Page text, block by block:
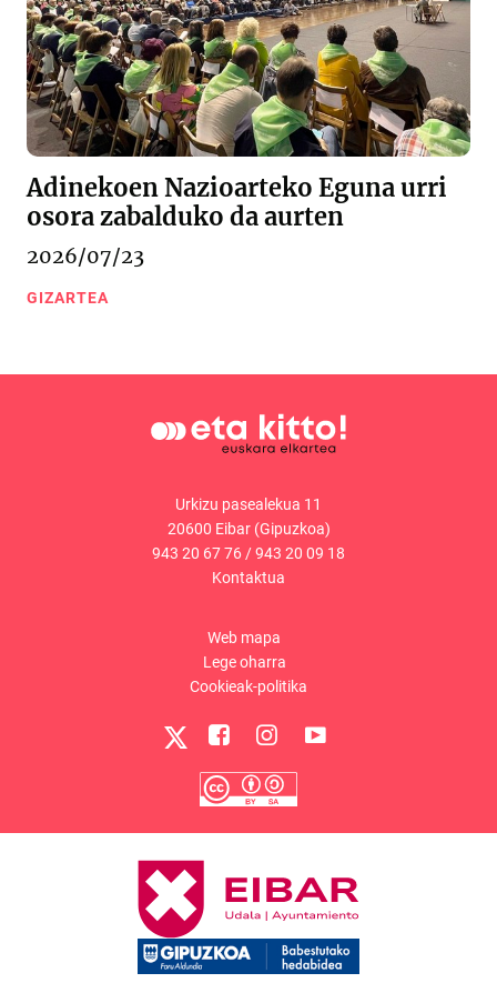
Adinekoen Nazioarteko Eguna urri
osora zabalduko da aurten
2026/07/23
GIZARTEA
Urkizu pasealekua 11
20600 Eibar (Gipuzkoa)
943 20 67 76/943 20 09 18
Kontaktua
Web mapa
Lege oharra
Cookieak-politika